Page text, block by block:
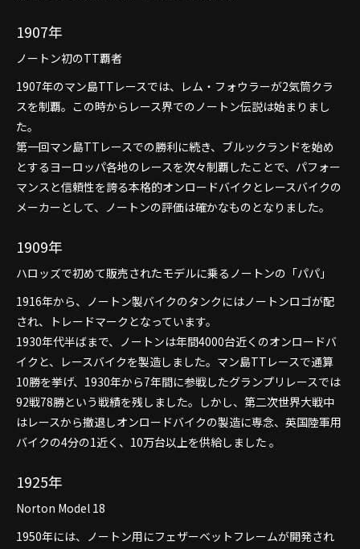
1907年
ノートン初のTT覇者
1907年のマン島TTレースでは、レム・フォウラーが2気筒クラ
スを制覇。この時からレース界でのノートン伝説は始まりまし
た。
第一回マン島TTレースでの勝利に続き、ブルックランドを始め
とするヨーロッパ各地のレースを次々制覇したことで、パフォー
マンスと信頼性を誇る本格的オンロードバイクとレースバイクの
メーカーとして、ノートンの評価は確かなものとなりました。
1909年
ハロッズで初めて販売されたモデルに乗るノートンの「パパ」
1916年から、ノートン製バイクのタンクにはノートンロゴが配
され、トレードマークとなっています。
1930年代半ばまで、ノートンは年間4000台近くのオンロードバ
イクと、レースバイクを製造しました。マン島TTレースで通算
10勝を挙げ、1930年から7年間に参戦したグランプリレースでは
92戦78勝という戦績を残しました。しかし、第二次世界大戦中
はレースから撤退しオンロードバイクの製造に専念、英国陸軍用
バイクの4分の1近く、10万台以上を供給しました 。
1925年
Norton Model 18
1950年には、ノートン用にフェザーベットフレームが開発され